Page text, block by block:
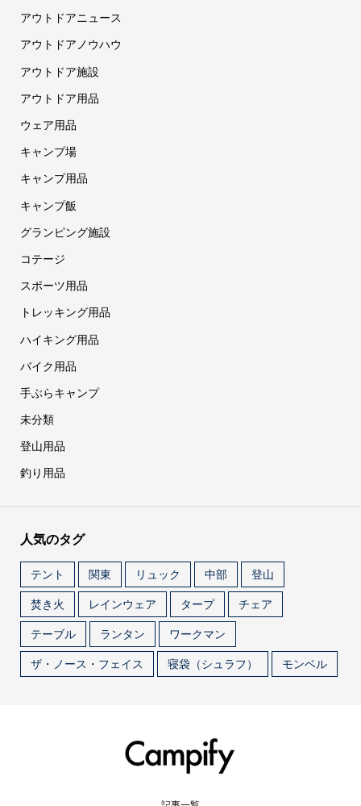
アウトドアニュース
アウトドアノウハウ
アウトドア施設
アウトドア用品
ウェア用品
キャンプ場
キャンプ用品
キャンプ飯
グランピング施設
コテージ
スポーツ用品
トレッキング用品
ハイキング用品
バイク用品
手ぶらキャンプ
未分類
登山用品
釣り用品
人気のタグ
テント 関東 リュック 中部
登山
焚き火
レインウェア タープ
チェア
テーブル
ランタン
ワークマン
ザ・ノース・フェイス
寝袋（シュラフ） モンベル